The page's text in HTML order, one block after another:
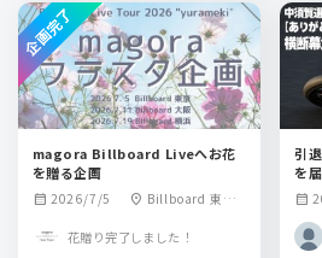
magora Billboard Liveへお花
を贈る企画
calendar_month 2026/7/5 location_on Billboard 東京
花贈り完了しました！
企画完了
引
を
calendar_month